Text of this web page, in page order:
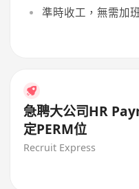
準時收工，無需加
急聘大公司HR
定PERM位
Recruit Express